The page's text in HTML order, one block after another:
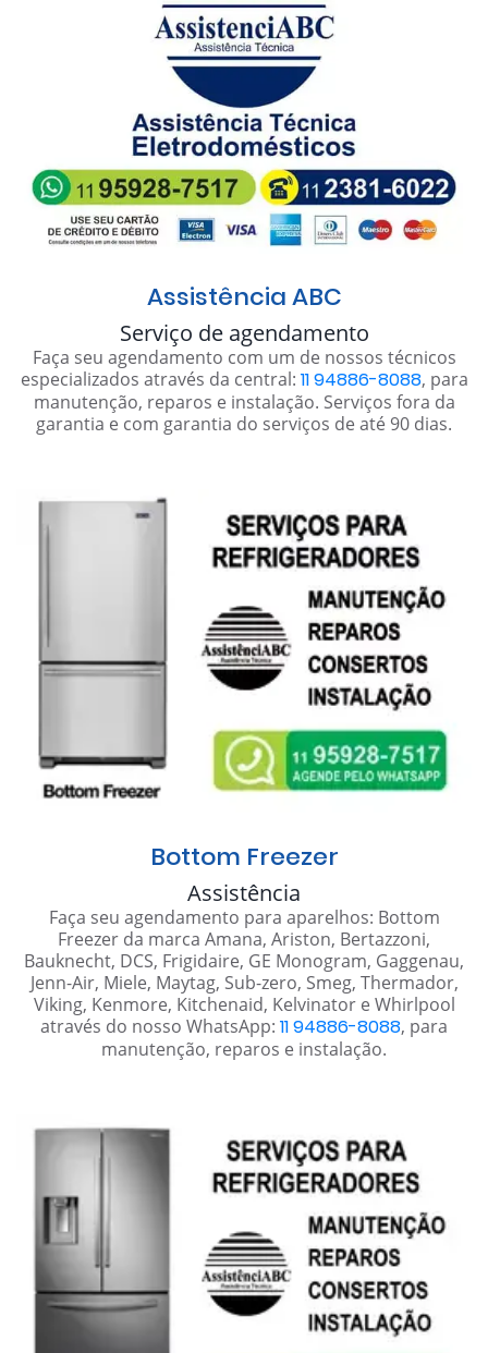
Assistência ABC
Serviço de agendamento
Faça seu agendamento com um de nossos técnicos
especializados através da central: 11 94886-8088, para
manutenção, reparos e instalação. Serviços fora da
garantia e com garantia do serviços de até 90 dias.
Bottom Freezer
Assistência
Faça seu agendamento para aparelhos: Bottom
Freezer da marca Amana, Ariston, Bertazzoni,
Bauknecht, DCS, Frigidaire, GE Monogram, Gaggenau,
Jenn-Air, Miele, Maytag, Sub-zero, Smeg, Thermador,
Viking, Kenmore, Kitchenaid, Kelvinator e Whirlpool
através do nosso WhatsApp: 11 94886-8088, para
manutenção, reparos e instalação.